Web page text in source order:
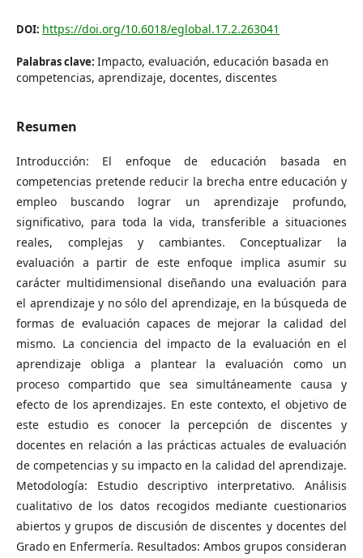
DOI: https://doi.org/10.6018/eglobal.17.2.263041
Palabras clave: Impacto, evaluación, educación basada en
competencias, aprendizaje, docentes, discentes
Resumen
Introducción: El enfoque de educación basada en
competencias pretende reducir la brecha entre educación y
empleo buscando lograr un aprendizaje profundo,
significativo, para toda la vida, transferible a situaciones
reales, complejas y cambiantes. Conceptualizar la
evaluación a partir de este enfoque implica asumir su
carácter multidimensional diseñando una evaluación para
el aprendizaje y no sólo del aprendizaje, en la búsqueda de
formas de evaluación capaces de mejorar la calidad del
mismo. La conciencia del impacto de la evaluación en el
aprendizaje obliga a plantear la evaluación como un
proceso compartido que sea simultáneamente causa y
efecto de los aprendizajes. En este contexto, el objetivo de
este estudio es conocer la percepción de discentes y
docentes en relación a las prácticas actuales de evaluación
de competencias y su impacto en la calidad del aprendizaje.
Metodología: Estudio descriptivo interpretativo. Análisis
cualitativo de los datos recogidos mediante cuestionarios
abiertos y grupos de discusión de discentes y docentes del
Grado en Enfermería. Resultados: Ambos grupos consideran